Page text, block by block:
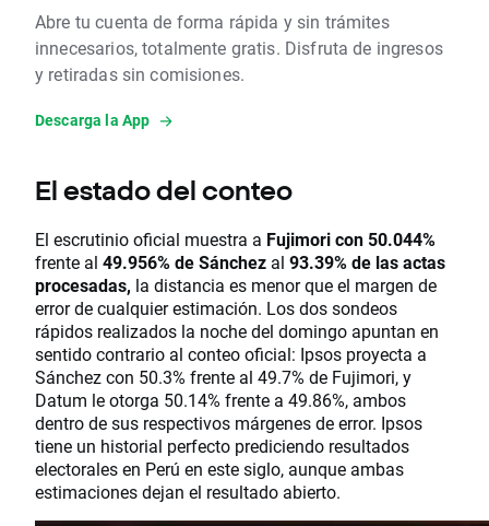
Abre tu cuenta de forma rápida y sin trámites
innecesarios, totalmente gratis. Disfruta de ingresos
y retiradas sin comisiones.
Descarga la App
El estado del conteo
El escrutinio oficial muestra a Fujimori con 50.044%
frente al 49.956% de Sánchez al 93.39% de las actas
procesadas, la distancia es menor que el margen de
error de cualquier estimación. Los dos sondeos
rápidos realizados la noche del domingo apuntan en
sentido contrario al conteo oficial: Ipsos proyecta a
Sánchez con 50.3% frente al 49.7% de Fujimori, y
Datum le otorga 50.14% frente a 49.86%, ambos
dentro de sus respectivos márgenes de error. Ipsos
tiene un historial perfecto prediciendo resultados
electorales en Perú en este siglo, aunque ambas
estimaciones dejan el resultado abierto.